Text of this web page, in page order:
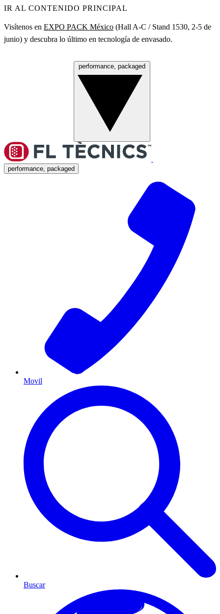
IR AL CONTENIDO PRINCIPAL
Visítenos en EXPO PACK México (Hall A‑C / Stand 1530, 2‑5 de
junio) y descubra lo último en tecnología de envasado.
performance, packaged
performance, packaged
Movil
Buscar